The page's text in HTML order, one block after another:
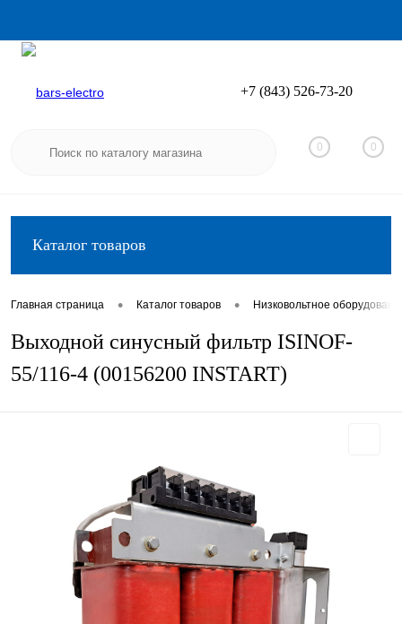
Вход
+7 (843) 526-73-20
0 0
Каталог товаров
Главная страница • Каталог товаров • Низковольтное
Выходной синусный фильтр ISINOF-
55/116-4 (00156200 INSTART)